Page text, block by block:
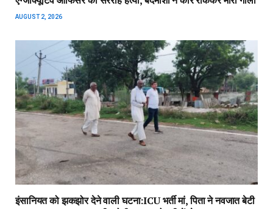
AUGUST 2, 2026
इंसानियत को झकझोर देने वाली घटना:ICU भर्ती मां, पिता ने नवजात बेटी